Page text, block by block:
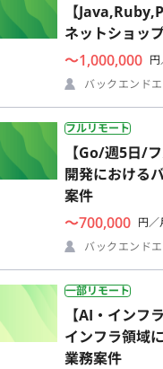
【
ネットショッ
〜1,000,000 円
バックエンド
フルリモート
【Go/週5日/
開発における
案件
〜700,000 円／
バックエンド
一部リモート
【AI・インフ
インフラ領域
業務案件